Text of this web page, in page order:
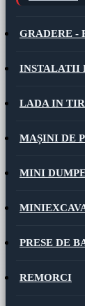
GRADERE -
INSTALATII
LADA IN
MAȘINI DE
MINI
PRESE DE
REMORCI